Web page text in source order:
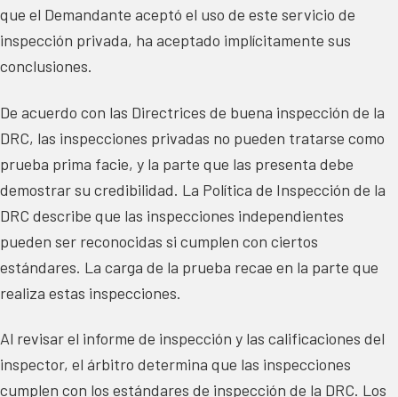
que el Demandante aceptó el uso de este servicio de
inspección privada, ha aceptado implícitamente sus
conclusiones.
De acuerdo con las Directrices de buena inspección de la
DRC, las inspecciones privadas no pueden tratarse como
prueba prima facie, y la parte que las presenta debe
demostrar su credibilidad. La Política de Inspección de la
DRC describe que las inspecciones independientes
pueden ser reconocidas si cumplen con ciertos
estándares. La carga de la prueba recae en la parte que
realiza estas inspecciones.
Al revisar el informe de inspección y las calificaciones del
inspector, el árbitro determina que las inspecciones
cumplen con los estándares de inspección de la DRC. Los